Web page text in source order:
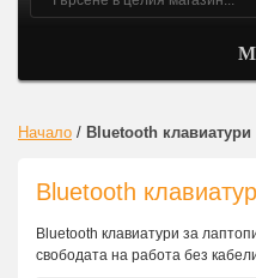
Начало / Bluetooth клавиатури
Bluetooth
Bluetooth клавиатури за
свободата на работа без